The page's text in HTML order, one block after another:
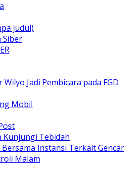
judul)
Siber
Wilyo Jadi Pembicara pada FGD
Mobil
Kunjungi Tebidah
Instansi Terkait Gencar
Malam